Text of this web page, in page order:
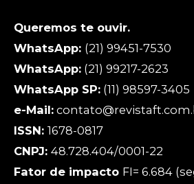
Queremos te ouvir.
WhatsApp: (21) 99451-7530
WhatsApp: (21) 99217-2623
WhatsApp SP: (11) 98597-3405
e-Mail:
ISSN: 1678-0817
CNPJ: 48.728.404/0001-22
Fator de impacto FI= 6.684